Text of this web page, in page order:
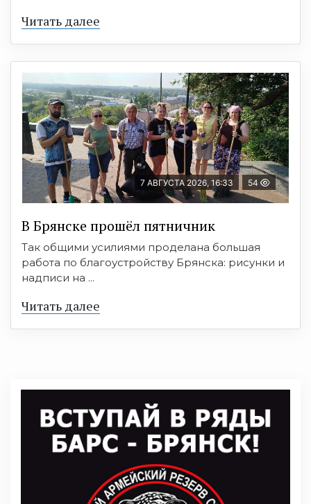
Читать далее
7 АВГУСТА 2026, 16:33 54
В Брянске прошёл пятничник
Так общими усилиями проделана большая
работа по благоустройству Брянска: рисунки и
надписи на ...
Читать далее